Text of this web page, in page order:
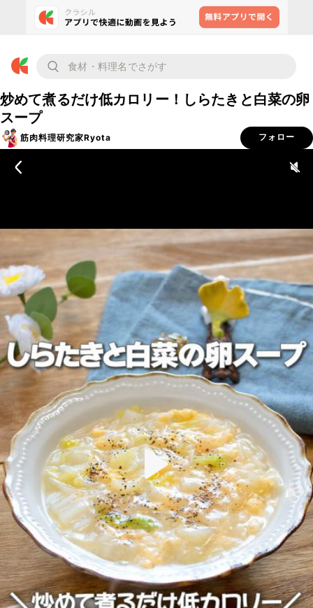
炒めて煮るだけ低カロリー！しらたきと白菜の卵
スープ
筋肉料理研究家Ryota フォロー